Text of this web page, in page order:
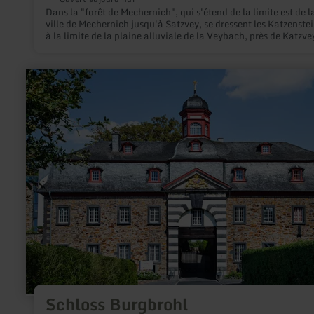
Dans la "forêt de Mechernich", qui s'étend de la limite est de
ville de Mechernich jusqu'à Satzvey, se dressent les
à la limite de la plaine alluviale de la Veybach, près de
Schloss Burgbrohl
en
savoir
plus
sur
:
Schloss
Burgbrohl